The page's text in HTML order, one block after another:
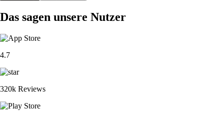
Das sagen unsere Nutzer
4.7
320k Reviews